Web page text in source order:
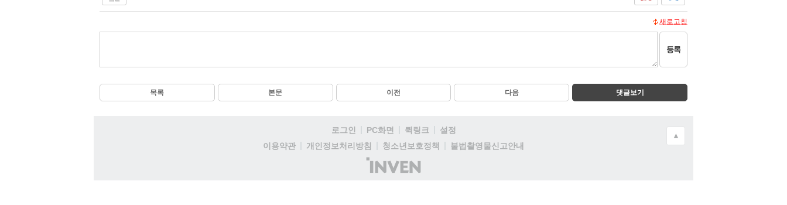
새로고침
등록
목록 본문 이전 다음 댓글보기
로그인 PC화면 퀵링크
설정
이용약관
개인정보처리방침 청소년보호정책
불법촬영물신고안내
(주)
인
▲